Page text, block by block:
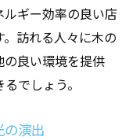
ギー効率の良い店
訪れる人々に木の
良い環境を提供
でしょう。
演出